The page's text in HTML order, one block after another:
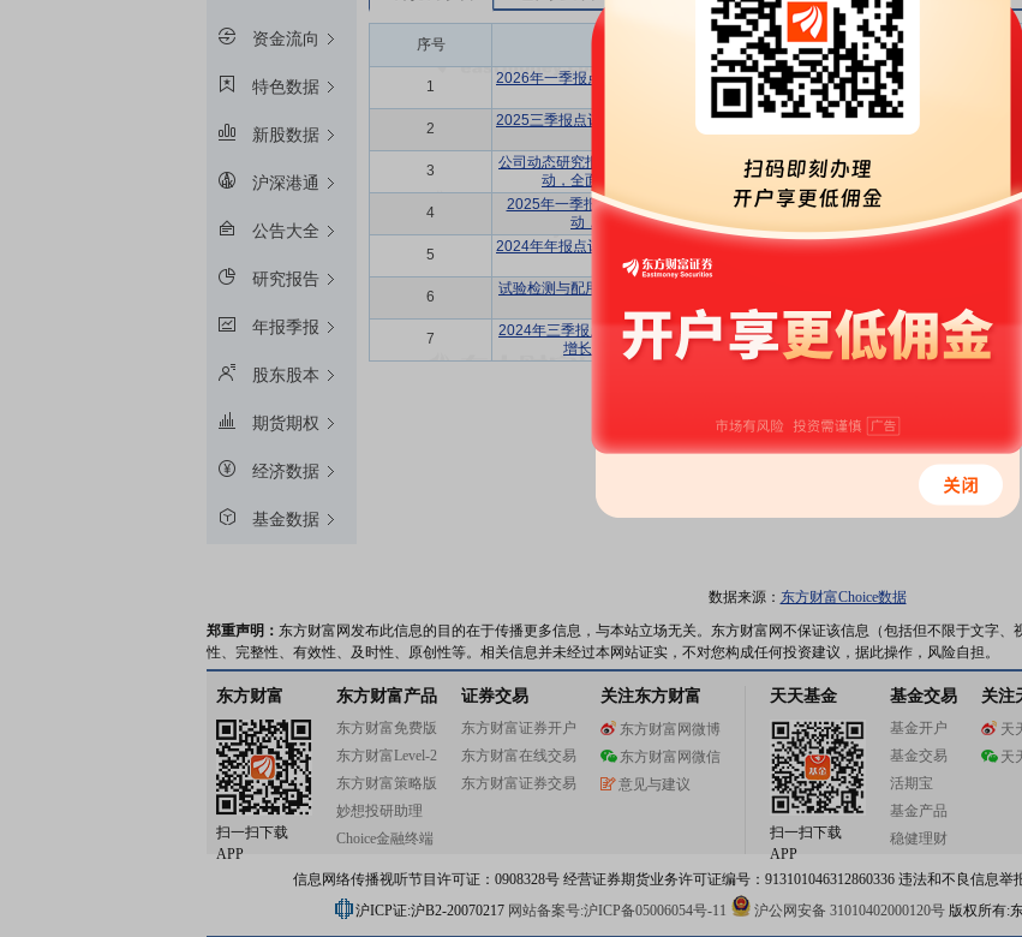
资金流向
特色数据
新股数据
沪深港通
公告大全
研究报告
年报季报
股东股本
期货期权
经济数据
基金数据
序号
东财
评级
1
2026年一季报点评：储能放量加速增长，算电
买入
2
2025三季报点评：业绩符合市场预期，股权划
3
公司动态研究报告：技术服务和智能设备双驱
动，全面受益新型电力系统建设
买入
4
2025年一季报点评：智能设备+储能双轮驱
动，业绩符合市场预期
买入 维持
5
2024年年报点评：业绩符合市场预期，智能设
备业务增长亮眼
6
试验检测与配用电业务高速增长，配电数智化
7
2024年三季报点评：检测调试&智能设备高速
增长，业绩符合市场预期
买入 维持
数据来源： 东方财富Choice数据
郑重声明： 东方财富网发布此信息的目的在于传播更多信息，与本站立场无关。东方财富网不保证该信息（包括但不限于文字
性、完整性、有效性、及时性、原创性等。相关信息并未经过本网站证实，不对您构成任何投资建议，据此操作，风险自担。
东方财富
扫一扫下载
APP
东方财富产品
东方财富免费版
东方财富Level-2
东方财富策略版
妙想投研助理
Choice金融终端
证券交易
东方财富证券开户
东方财富在线交易
东方财富证券交易
关注东方财富
东方财富网微博
东方财富网微信
意见与建议
天天基金
扫一扫下载
APP
基金交易
基金开户
基金交易
活期宝
基金产品
稳健理财
关注
天
天
信息网络传播视听节目许可证：0908328号 经营证券期货业务许可证编号：913101046312860336 违法和不良信息举
沪ICP证:沪B2-20070217 网站备案号:沪ICP备05006054号-11 沪公网安备 31010402000120号版权所有: